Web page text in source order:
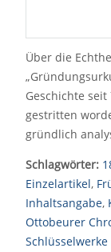
Über die
Geschichte
gestritten
gründlich
Schlagwörter:
Einzelartikel,
Inhaltsangabe,
Ottobeurer